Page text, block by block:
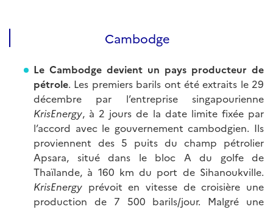
Cambodge
Le Cambodge devient un pays producteur de
pétrole. Les premiers barils ont été extraits le 29
décembre par l’entreprise singapourienne
KrisEnergy, à 2 jours de la date limite fixée par
l’accord avec le gouvernement cambodgien. Ils
proviennent des 5 puits du champ pétrolier
Apsara, situé dans le bloc A du golfe de
Thaïlande, à 160 km du port de Sihanoukville.
KrisEnergy prévoit en vitesse de croisière une
production de 7 500 barils/jour. Malgré une